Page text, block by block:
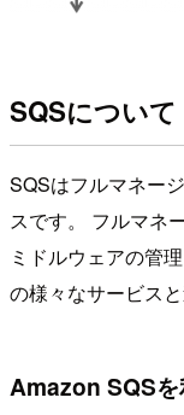
SQSについて
SQSはフルマネー
スです。 フルマネ
ミドルウェアの管
の様々なサービス
Amazon SQSを